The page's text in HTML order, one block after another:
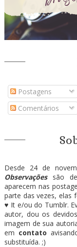
Postagens
Comentários
Desde 24 de
Observaçõessão de
aparecem nas
parte das vezes, elas
♥ It e/ou do Tumblr.
autor, dou os
imagem de sua
em contato
substituída. ;)